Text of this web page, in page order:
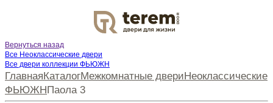
DOOR
Вернуться назад
Все Неоклассические двери
Все двери коллекции ФЬЮЖН
Главная КаталогМежкомнатные двери Неоклассические
ФЬЮЖН Паола 3